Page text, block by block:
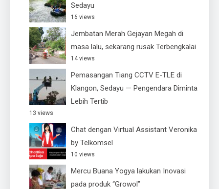
Sedayu
16 views
Jembatan Merah Gejayan Megah di
masa lalu, sekarang rusak Terbengkalai
14 views
Pemasangan Tiang CCTV E-TLE di
Klangon, Sedayu — Pengendara Diminta
Lebih Tertib
13 views
Chat dengan Virtual Assistant Veronika
by Telkomsel
10 views
Mercu Buana Yogya lakukan Inovasi
pada produk “Growol”